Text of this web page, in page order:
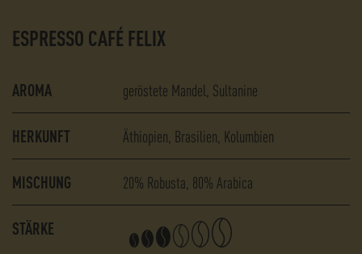
ESPRESSO CAFÉ FELIX
AROMA geröstete Mandel Sultanine
HERKUNFT Äthiopien Brasilien Kolumbien
MISCHUNG 20% Robusta 80% Arabica
STÄRKE